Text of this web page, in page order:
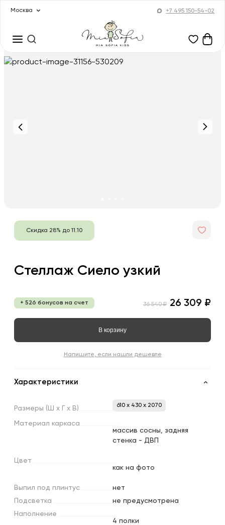
Москва +7 495 150-54-02
Скидка 28% до 11.10
Стеллаж Сиело узкий
+ 526 бонусов на счет 36 540 ₽ 26 309 ₽
В корзину
Напишите, если нашли дешевле
Характеристики
Размеры (Ш х х В) 610 x 430 x 2070
Материал каркаса
массив сосны, задняя
стенка - ДВП
Цвет
как на фото
Выпил под плинтус
нет
Подсветка
не предусмотрена
Наполнение
4 полки